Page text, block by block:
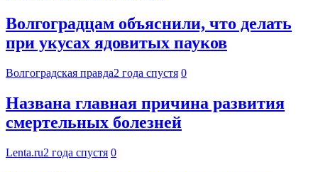
Волгоградцам объяснили, что делать
при укусах ядовитых пауков
Волгоградская правда2 года спустя 0
Названа главная причина развития
смертельных болезней
Lenta.ru2 года спустя 0